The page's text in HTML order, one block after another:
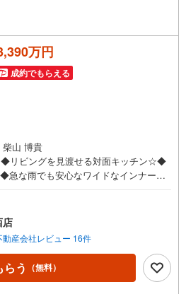
万円
成約でもらえる
柴山 博貴
リビングを見渡せる対面キッチン☆◆
な雨でも安心なワイドなインナーバ
☆◆蘇原第二小学校まで720m◆蘇原中
物件のご案内について■□■□＜本日見
決まりましたらご相談下さい。年中無
（年末年始を除く）水曜日もご案内可
でもご案内致します。ご相談下さい。□■
店舗内にキッズルームを完備してお
動産会社レビュー 16件
う （無料）